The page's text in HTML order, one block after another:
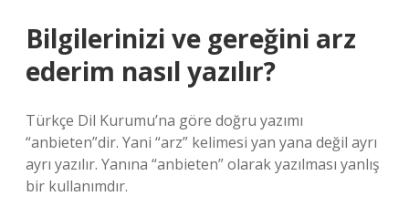
Bilgilerinizi ve gereğini arz
ederim nasıl yazılır?
Türkçe Dil Kurumu’na göre doğru yazımı
“anbieten”dir. Yani “arz” kelimesi yan yana değil ayrı
ayrı yazılır. Yanına “anbieten” olarak yazılması yanlış
bir kullanımdır.